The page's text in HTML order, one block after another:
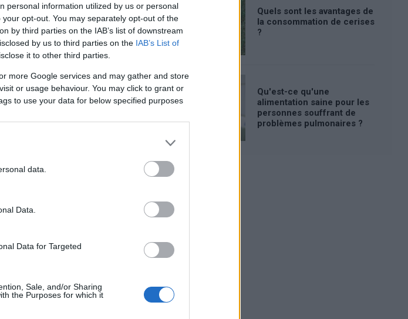
personal information utilized by us or personal
opt-out. You may separately opt-out of the
by third parties on the IAB’s list of downstream
by us to third parties on the IAB’s List of
it to other third parties.
more Google services and may gather and store
or usage behaviour. You may click to grant or
to use your data for below specified purposes
data.
Data.
Data for Targeted
Sale, and/or Sharing
the Purposes for which it
melons et comment
Quels sont les avantages de
la consommation de cerises
?
Qu'est-ce qu'une
alimentation saine pour les
personnes souffrant de
problèmes pulmonaires ?